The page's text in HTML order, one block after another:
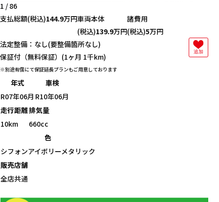
1 / 86
支払総額(税込)144.9万円車両本体
(税込)139.9万円
諸費用
(税込)5万円
法定整備：なし(要整備箇所なし)
保証付（無料保証）(1ヶ月 1千km)
追加
別途有償にて保証延長プランもご用意しております
年式
車検
R07年06月 R10年06月
走行距離排気量
10km
660cc
色
シフォンアイボリーメタリック
販売店舗
全店共通